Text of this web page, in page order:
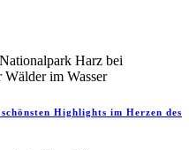
Highlights im Herzen des